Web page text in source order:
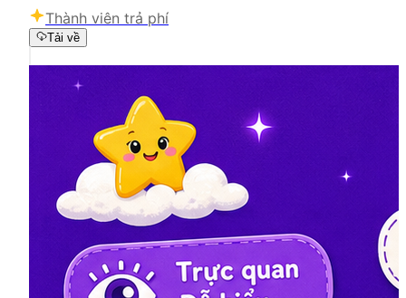
Thành viên trả phí
Tải về